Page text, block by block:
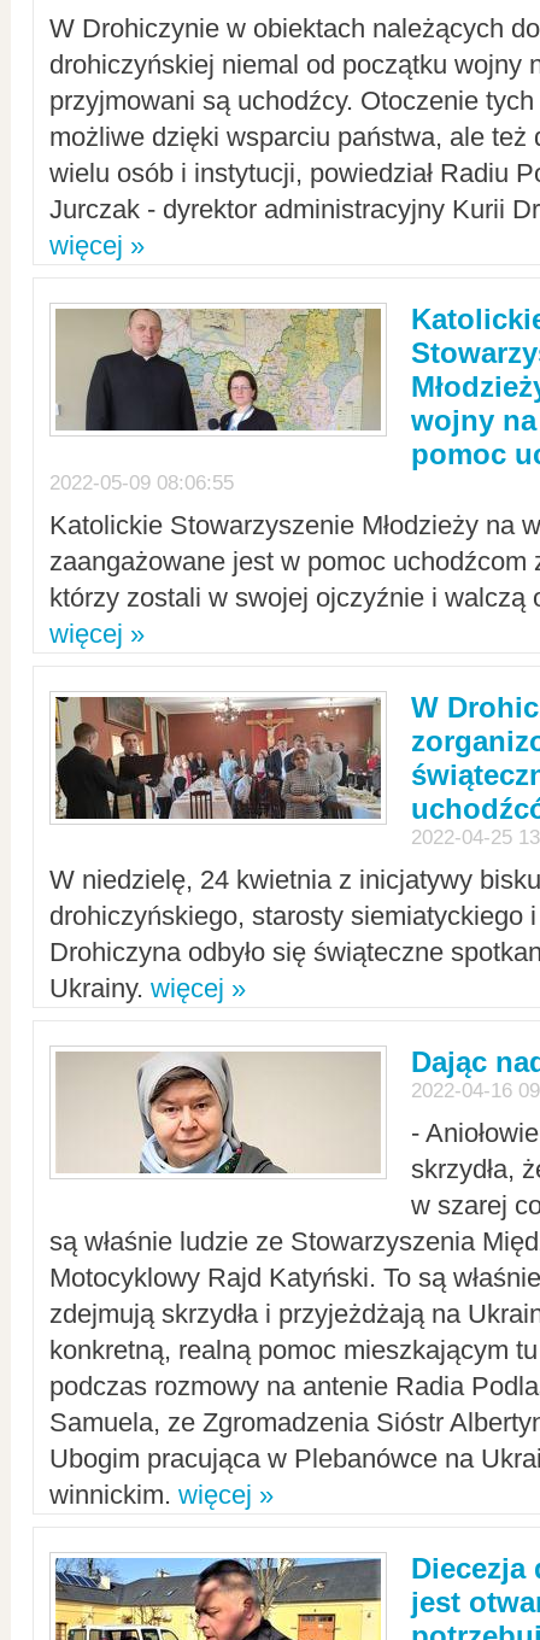
W Drohiczynie w obiektach należących
drohiczyńskiej niemal od początku wojny
przyjmowani są uchodźcy. Otoczenie
możliwe dzięki wsparciu państwa, ale też
wielu osób i instytucji, powiedział Radiu
Jurczak - dyrektor administracyjny Kurii
więcej »
wojny
pomoc
2022-05-09 08:06:55
Katolickie Stowarzyszenie Młodzieży na
zaangażowane jest w pomoc uchodźcom
którzy zostali w swojej ojczyźnie i walczą
więcej »
W
2022-04-25
W niedzielę, 24 kwietnia z inicjatywy
drohiczyńskiego, starosty siemiatyckiego
Drohiczyna odbyło się świąteczne
Ukrainy. więcej »
Dając
2022-04-16
-
skrzydła,
w szarej
są właśnie ludzie ze Stowarzyszenia
Motocyklowy Rajd Katyński. To są
zdejmują skrzydła i przyjeżdżają na
konkretną, realną pomoc mieszkającym
podczas rozmowy na antenie Radia
Samuela, ze Zgromadzenia Sióstr
Ubogim pracująca w Plebanówce na
winnickim. więcej »
Diecezja
jest